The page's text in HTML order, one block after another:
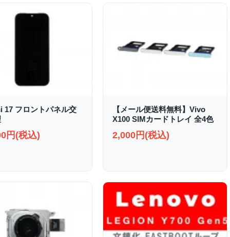
17 フロントパネル交
円(税込)
【メール便送料無料】Vivo
X100 SIMカードトレイ 全4色
2,000円(税込)